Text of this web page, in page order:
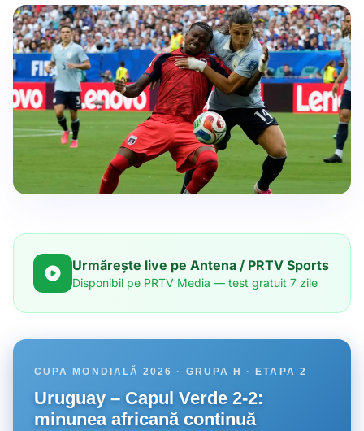
Urmărește live pe Antena / PRTV Sports
Disponibil pe PRTV Media — test gratuit 7 zile
CUPA MONDIALĂ 2026 · GRUPA H · ETAPA 2
Uruguay – Capul Verde 2-2:
minunea africană continuă